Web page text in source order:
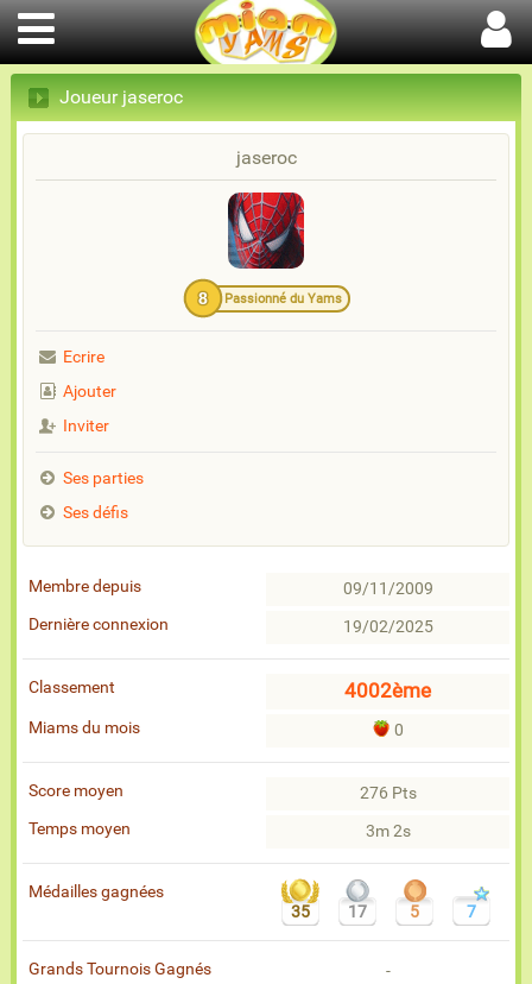
Joueur jaseroc
jaseroc
8 Passionné du Yams
Ecrire
Ajouter
Inviter
Ses parties
Ses défis
Membre depuis
09/11/2009
Dernière connexion
19/02/2025
Classement 4002ème
Miams du mois 0
Score moyen
276 Pts
Temps moyen
3m 2s
Médailles gagnées
35
17 5 7
Grands Tournois Gagnés -